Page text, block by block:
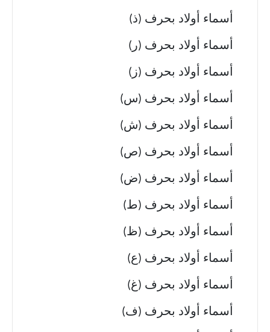
أسماء أولاد بحرف (ذ)
أسماء أولاد بحرف (ر)
أسماء أولاد بحرف (ز)
أسماء أولاد بحرف (س)
أسماء أولاد بحرف (ش)
أسماء أولاد بحرف (ص)
أسماء أولاد بحرف (ض)
أسماء أولاد بحرف (ط)
أسماء أولاد بحرف (ظ)
أسماء أولاد بحرف (ع)
أسماء أولاد بحرف (غ)
أسماء أولاد بحرف (ف)